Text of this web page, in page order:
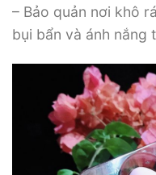
– Bảo quản nơi khô
bụi bẩn và ánh nắng